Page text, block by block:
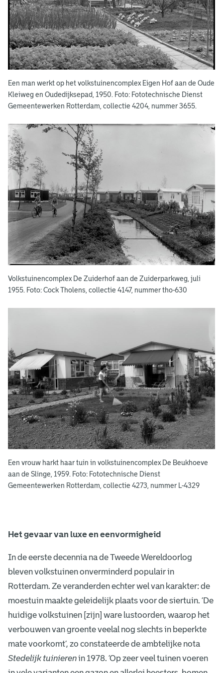
s
t
u
i
n
e
i
n
d
e
w
e
d
e
r
o
p
o
u
w
j
a
r
e
n
Een man werkt op het volkstuinencomplex Eigen Hof aan de Oude
Kleiweg en Oudedijksepad, 1950. Foto: Fototechnische Dienst
Gemeentewerken Rotterdam, collectie 4204, nummer 3655.
Volkstuinencomplex De Zuiderhof aan de Zuiderparkweg, juli
1955. Foto: Cock Tholens, collectie 4147, nummer tho-630
Een vrouw harkt haar tuin in volkstuinencomplex De Beukhoeve
aan de Slinge, 1959. Foto: Fototechnische Dienst
Gemeentewerken Rotterdam, collectie 4273, nummer L-4329
Het gevaar van luxe en eenvormigheid
In de eerste decennia na de Tweede Wereldoorlog
bleven volkstuinen onverminderd populair in
Rotterdam. Ze veranderden echter wel van karakter: de
moestuin maakte geleidelijk plaats voor de siertuin. ‘De
huidige volkstuinen [zijn] ware lustoorden, waarop het
verbouwen van groente veelal nog slechts in beperkte
mate voorkomt’, zo constateerde de ambtelijke nota
Stedelijk tuinierenin 1978. ‘Op zeer veel tuinen voeren